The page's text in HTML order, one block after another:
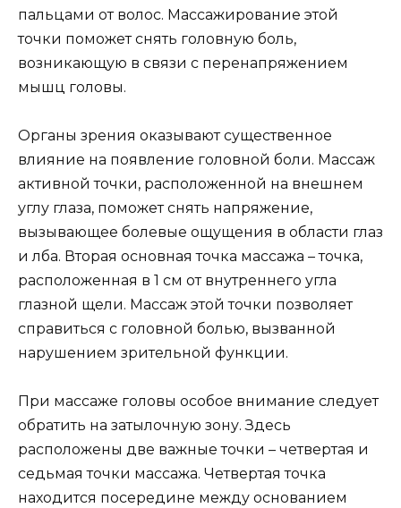
пальцами от волос. Массажирование этой
точки поможет снять головную боль,
возникающую в связи с перенапряжением
мышц головы.
Органы зрения оказывают существенное
влияние на появление головной боли. Массаж
активной точки, расположенной на внешнем
углу глаза, поможет снять напряжение,
вызывающее болевые ощущения в области глаз
и лба. Вторая основная точка массажа – точка,
расположенная в 1 см от внутреннего угла
глазной щели. Массаж этой точки позволяет
справиться с головной болью, вызванной
нарушением зрительной функции.
При массаже головы особое внимание следует
обратить на затылочную зону. Здесь
расположены две важные точки – четвертая и
седьмая точки массажа. Четвертая точка
находится посередине между основанием